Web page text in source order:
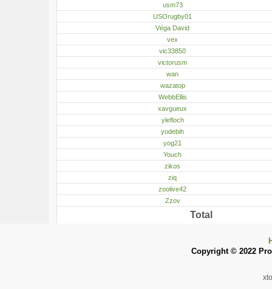
usm73
USOrugby01
Véga David
vex
vic33850
victorusm
wan
wazatop
WebbEllis
xavgueux
ylefloch
yodebih
yog21
Youch
zikos
ziq
zoolive42
Zzov
Total
Copyright © 2022